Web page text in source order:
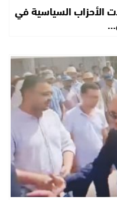
الأحزاب السياسية في